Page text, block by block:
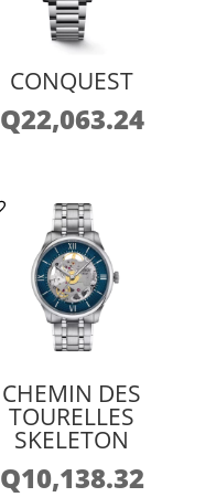
CONQUEST
Q22,063.24
CHEMIN DES
TOURELLES
SKELETON
Q10,138.32